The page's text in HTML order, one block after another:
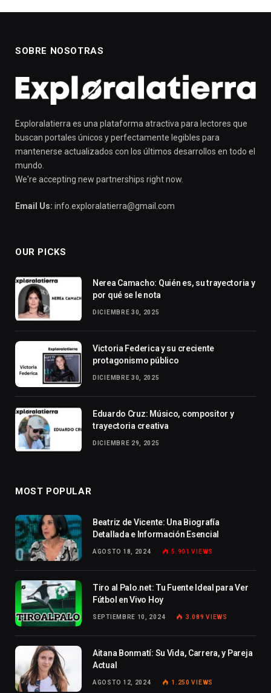
SOBRE NOSOTRAS
Exploralatierra es una plataforma atractiva para lectores que
buscan portales únicos y perfectamente legibles para
mantenerse actualizados con los últimos desarrollos en todo el
mundo.
We're accepting new partnerships right now.
Email Us: info.exploralatierra@gmail.com
OUR PICKS
Nerea Camacho: Quién es, su trayectoria y
por qué se le nota
DICIEMBRE 30, 2025
Victoria Federica y su creciente
protagonismo público
DICIEMBRE 30, 2025
Eduardo Cruz: Músico, compositor y
trayectoria creativa
DICIEMBRE 29, 2025
MOST POPULAR
Beatriz de Vicente: Una Biografía
Detallada e Información Esencial
AGOSTO 18, 2024 5.901VIEWS
Tiro al Palo.net: Tu Fuente Ideal para Ver
Fútbol en Vivo Hoy
SEPTIEMBRE 10, 2024 3.089VIEWS
Aitana Bonmatí: Su Vida, Carrera, y Pareja
Actual
AGOSTO 12, 2024 1.250VIEWS